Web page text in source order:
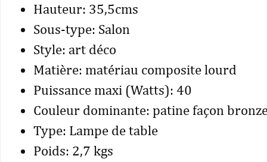
Hauteur: 35,5cms
Sous-type: Salon
Style: art déco
Matière: matériau composite lourd
Puissance maxi (Watts): 40
Couleur dominante: patine façon
Type: Lampe de table
Poids: 2,7 kgs